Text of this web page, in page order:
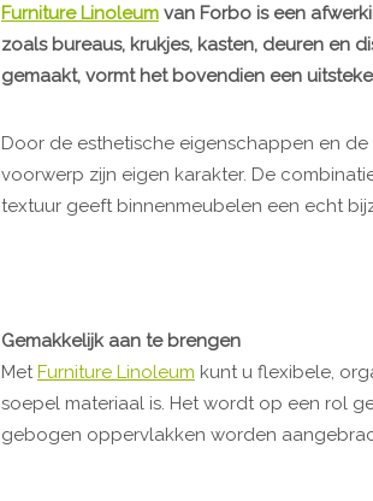
Furniture Linoleum van Forbo is een
zoals bureaus, krukjes, kasten, deuren en
gemaakt, vormt het bovendien een
Door de esthetische eigenschappen en
voorwerp zijn eigen karakter. De
textuur geeft binnenmeubelen een echt
Gemakkelijk aan te brengen
MetFurniture Linoleum kunt u flexibele,
soepel materiaal is. Het wordt op een rol
gebogen oppervlakken worden